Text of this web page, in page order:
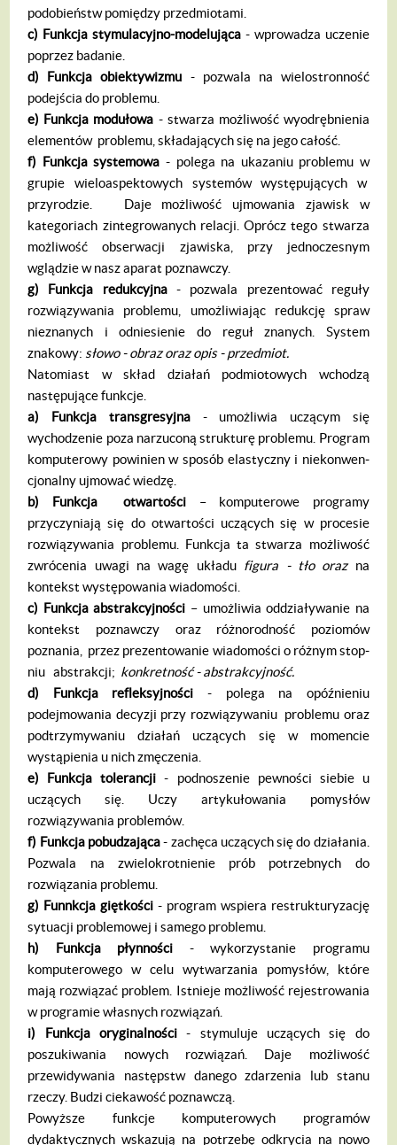
podobieństw pomiędzy przed­miotami.
c) Funkcja stymulacyjno-modelująca - wprowadza uczenie
poprzez badanie.
d) Funkcja obiektywizmu - pozwala na wielostronność
podejścia do problemu.
e) Funkcja modułowa - stwarza możli­wość wyodrębnienia
elementów problemu, składających się na jego całość.
f) Funkcja systemowa - polega na ukaza­niu problemu w
grupie wieloaspektowych sys­temów występujących w
przyrodzie. Daje możliwość ujmowania zjawisk w
kategoriach zintegrowanych relacji. Oprócz tego stwarza
możliwość obserwacji zjawiska, przy jedno­czesnym
wglądzie w nasz aparat poznawczy.
g) Funkcja redukcyjna- pozwala prezen­tować reguły
rozwiązywania problemu, umoż­liwiając redukcję spraw
nieznanych i odniesie­nie do reguł znanych. System
znakowy: słowo- obraz oraz opis - przedmiot.
Natomiast w skład działań podmiotowych wchodzą
następujące funkcje.
a) Funkcja transgresyjna - umożliwia uczącym się
wychodzenie poza narzuconą strukturę problemu. Program
komputerowy powinien w sposób elastyczny i niekonwen­
cjonalny ujmować wiedzę.
b) Funkcja otwartości – komputerowe programy
przyczyniają się do otwartości uczą­cych się w procesie
rozwiązywania problemu. Funkcja ta stwarza możliwość
zwrócenia uwagi na wagę układu figura - tło oraz na
kontekst występowania wiadomości.
c) Funkcja abstrakcyjności – umożliwia oddziaływanie na
kontekst poznawczy oraz różnorodność poziomów
poznania, przez prezentowanie wiadomości o różnym stop­
niu abstrakcji; konkretność- abstrakcyjność.
d) Funkcja refleksyjności- polega na opóź­nieniu
podejmowania decyzji przy rozwiązywa­niu problemu oraz
podtrzymywaniu działań uczących się w momencie
wystąpienia u nich zmęczenia.
e) Funkcja tolerancji- podnoszenie pew­ności siebie u
uczących się. Uczy artykułowania pomysłów
rozwiązywania problemów.
f) Funkcja pobudzająca- zachęca uczą­cych się do działania.
Pozwala na zwielokrotnie­nie prób potrzebnych do
rozwiązania problemu.
g) Funnkcja giętkości - program wspiera restrukturyzację
sytuacji problemowej i same­go problemu.
h) Funkcja płynności - wykorzystanie pro­gramu
komputerowego w celu wytwarzania pomysłów, które
mają rozwiązać problem. Ist­nieje możliwość rejestrowania
w programie własnych rozwiązań.
i) Funkcja oryginalności- stymuluje uczą­cych się do
poszukiwania nowych rozwiązań. Daje możliwość
przewidywania następstw da­nego zdarzenia lub stanu
rzeczy. Budzi cieka­wość poznawczą.
Powyższe funkcje komputerowych progra­mów
dydaktycznych wskazują na potrzebę odkrycia na nowo